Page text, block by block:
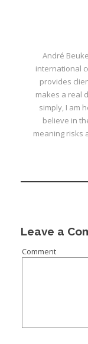
André
international
provides
makes a real
simply, I am
believe in
meaning risks
Leave a
Comment